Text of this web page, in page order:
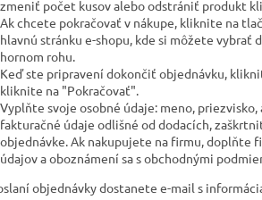
zmeniť počet kusov alebo odstrániť produkt
Ak chcete pokračovať v nákupe, kliknite na
hlavnú stránku e-shopu, kde si môžete vybrať
hornom rohu.
Keď ste pripravení dokončiť objednávku,
kliknite na "Pokračovať".
Vyplňte svoje osobné údaje: meno,
fakturačné údaje odlišné od dodacích,
objednávke. Ak nakupujete na firmu, doplňte
údajov a oboznámení sa s obchodnými
objednávky dostanete e-mail s